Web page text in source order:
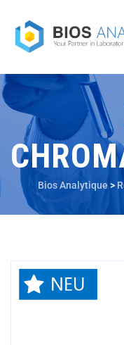
Bios Analytique>